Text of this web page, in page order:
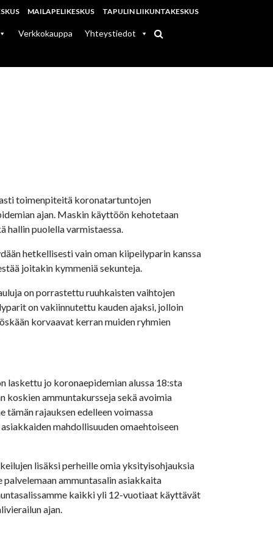
MAILAPELIKESKUS TAPULIN LIIKUNTAKESKUS
Verkkokauppa Yhteystiedot
toimenpiteitä koronatartuntojen
ajan. Maskin käyttöön kehotetaan
hallin puolella varmistaessa.
hetkellisesti vain oman kiipeilyparin kanssa
joitakin kymmeniä sekunteja.
on porrastettu ruuhkaisten vaihtojen
on vakiinnutettu kauden ajaksi, jolloin
korvaavat kerran muiden ryhmien
laskettu jo koronaepidemian alussa 18:sta
koskien ammuntakursseja sekä avoimia
tämän rajauksen edelleen voimassa
mahdollisuuden omaehtoiseen
lisäksi perheille omia yksityisohjauksia
ammuntasalin asiakkaita
kaikki yli 12-vuotiaat käyttävät
ajan.